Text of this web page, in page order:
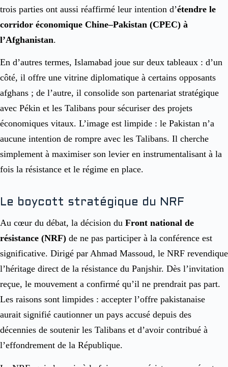
trois parties ont aussi réaffirmé leur intention d’étendre le
corridor économique Chine–Pakistan (CPEC) à
l’Afghanistan.
En d’autres termes, Islamabad joue sur deux tableaux : d’un
côté, il offre une vitrine diplomatique à certains opposants
afghans ; de l’autre, il consolide son partenariat stratégique
avec Pékin et les Talibans pour sécuriser des projets
économiques vitaux. L’image est limpide : le Pakistan n’a
aucune intention de rompre avec les Talibans. Il cherche
simplement à maximiser son levier en instrumentalisant à la
fois la résistance et le régime en place.
Le boycott stratégique du NRF
Au cœur du débat, la décision du Front national de
résistance (NRF) de ne pas participer à la conférence est
significative. Dirigé par Ahmad Massoud, le NRF revendique
l’héritage direct de la résistance du Panjshir. Dès l’invitation
reçue, le mouvement a confirmé qu’il ne prendrait pas part.
Les raisons sont limpides : accepter l’offre pakistanaise
aurait signifié cautionner un pays accusé depuis des
décennies de soutenir les Talibans et d’avoir contribué à
l’effondrement de la République.